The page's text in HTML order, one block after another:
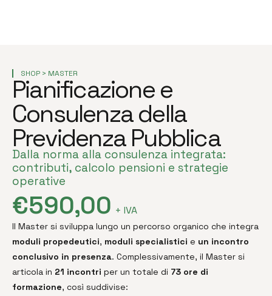
SHOP > MASTER
Pianificazione e
Consulenza della
Previdenza Pubblica
Dalla norma alla consulenza integrata:
contributi, calcolo pensioni e strategie
operative
€590,00 + IVA
Il Master si sviluppa lungo un percorso organico che integra
moduli propedeutici, moduli specialistici e un incontro
conclusivo in presenza. Complessivamente, il Master si
articola in 21 incontri per un totale di 73 ore di
formazione, così suddivise: